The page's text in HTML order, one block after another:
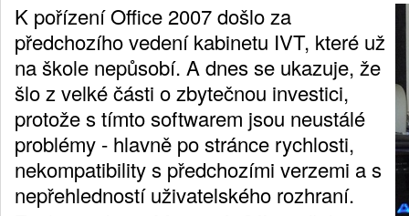
K pořízení Office 2007 došlo za
předchozího vedení kabinetu IVT, které už
na škole nepůsobí. A dnes se ukazuje, že
šlo z velké části o zbytečnou investici,
protože s tímto softwarem jsou neustálé
problémy - hlavně po stránce rychlosti,
nekompatibility s předchozími verzemi a s
nepřehledností uživatelského rozhraní.